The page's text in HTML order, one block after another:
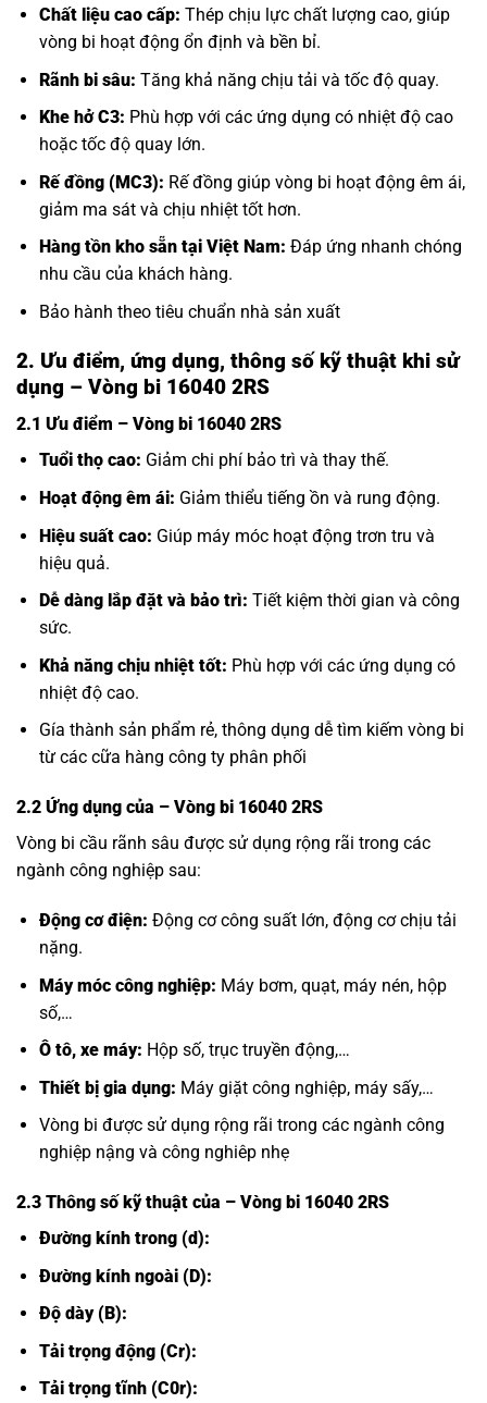
Chất liệu cao cấp: Thép chịu lực chất lượng cao, giúp
vòng bi hoạt động ổn định và bền bỉ.
Rãnh bi sâu: Tăng khả năng chịu tải và tốc độ quay.
Khe hở C3: Phù hợp với các ứng dụng có nhiệt độ cao
hoặc tốc độ quay lớn.
Rế đồng (MC3): Rế đồng giúp vòng bi hoạt động êm ái,
giảm ma sát và chịu nhiệt tốt hơn.
Hàng tồn kho sẵn tại Việt Nam: Đáp ứng nhanh chóng
nhu cầu của khách hàng.
Bảo hành theo tiêu chuẩn nhà sản xuất
2. Ưu điểm, ứng dụng, thông số kỹ thuật khi sử
dụng – Vòng bi 16040 2RS
2.1 Ưu điểm – Vòng bi 16040 2RS
Tuổi thọ cao: Giảm chi phí bảo trì và thay thế.
Hoạt động êm ái: Giảm thiểu tiếng ồn và rung động.
Hiệu suất cao: Giúp máy móc hoạt động trơn tru và
hiệu quả.
Dễ dàng lắp đặt và bảo trì: Tiết kiệm thời gian và công
sức.
Khả năng chịu nhiệt tốt: Phù hợp với các ứng dụng có
nhiệt độ cao.
Gía thành sản phẩm rẻ, thông dụng dễ tìm kiếm vòng bi
từ các cữa hàng công ty phân phối
2.2 Ứng dụng của – Vòng bi 16040 2RS
Vòng bi cầu rãnh sâu được sử dụng rộng rãi trong các
ngành công nghiệp sau:
Động cơ điện: Động cơ công suất lớn, động cơ chịu tải
nặng.
Máy móc công nghiệp: Máy bơm, quạt, máy nén, hộp
số,…
Ô tô, xe máy: Hộp số, trục truyền động,…
Thiết bị gia dụng: Máy giặt công nghiệp, máy sấy,…
Vòng bi được sử dụng rộng rãi trong các ngành công
nghiệp nậng và công nghiêp nhẹ
2.3 Thông số kỹ thuật của – Vòng bi 16040 2RS
Đường kính trong (d):
Đường kính ngoài (D):
Độ dày (B):
Tải trọng động (Cr):
Tải trọng tĩnh (C0r):